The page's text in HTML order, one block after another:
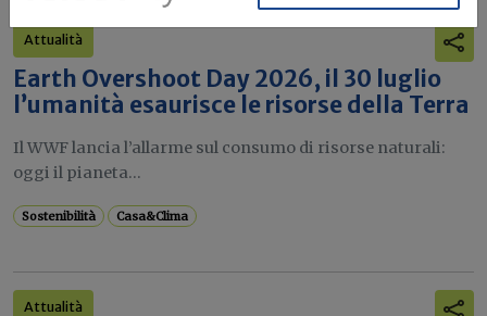
Attualità
Earth Overshoot Day 2026, il 30 luglio
l’umanità esaurisce le risorse della Terra
Il WWF lancia l’allarme sul consumo di risorse naturali:
oggi il pianeta...
Sostenibilità Casa&Clima
Attualità